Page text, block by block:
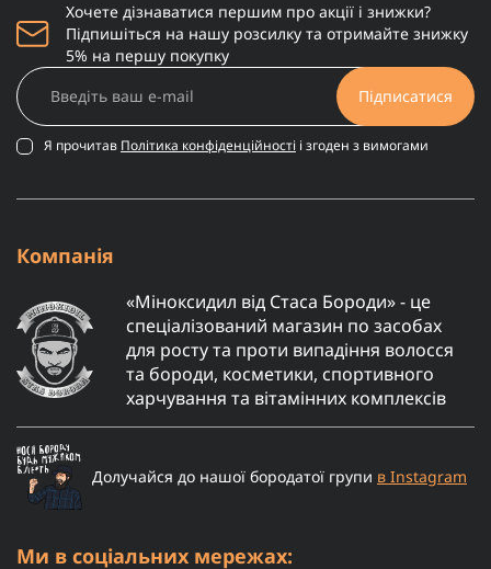
Хочете дізнаватися першим про акції і знижки?
Підпишіться на нашу розсилку та отримайте знижку
5% на першу покупку
Підписатися
Я прочитав Політика конфіденційності і згоден з вимогами
Компанія
«Міноксидил від Стаса Бороди» - це
спеціалізований магазин по засобах
для росту та проти випадіння волосся
та бороди, косметики, спортивного
харчування та вітамінних комплексів
Долучайся до нашої бородатої групи в Instagram
Ми в соціальних мережах: